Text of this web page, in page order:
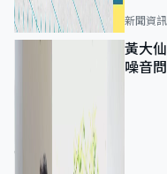
新聞資訊
黃大
噪音